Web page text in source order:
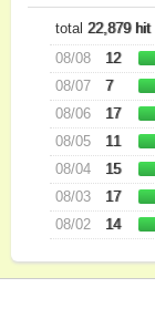
total 22,879 hit
08/08
12
08/07
7
08/06
17
08/05
11
08/04
15
08/03
17
08/02
14